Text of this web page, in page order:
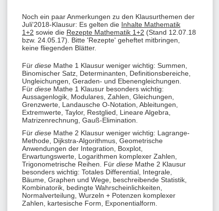
Noch ein paar Anmerkungen zu den Klausurthemen der
Juli'2018-Klausur: Es gelten die Inhalte Mathematik
1+2 sowie die Rezepte Mathematik 1+2 (Stand 12.07.18
bzw. 24.05.17).
Bitte 'Rezepte' geheftet mitbringen,
keine fliegenden Blätter.
Für diese Mathe 1 Klausur weniger wichtig: Summen,
Binomischer Satz, Determinanten, Definitionsbereiche,
Ungleichungen, Geraden- und Ebenengleichungen.
Für diese Mathe 1 Klausur besonders wichtig:
Aussagenlogik, Modulares, Zahlen, Gleichungen,
Grenzwerte, Landausche O-Notation, Ableitungen,
Extremwerte, Taylor, Restglied, Lineare Algebra,
Matrizenrechnung, Gauß-Elimination.
Für diese Mathe 2 Klausur weniger wichtig: Lagrange-
Methode, Dijkstra-Algorithmus, Geometrische
Anwendungen der Integration, Boxplot,
Erwartungswerte, Logarithmen komplexer Zahlen,
Trigonometrische Reihen. Für diese Mathe 2 Klausur
besonders wichtig: Totales Differential, Integrale,
Bäume, Graphen und Wege, beschreibende Statistik,
Kombinatorik, bedingte Wahrscheinlichkeiten,
Normalverteilung, Wurzeln + Potenzen komplexer
Zahlen, kartesische Form, Exponentialform.